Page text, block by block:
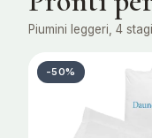
Piumini leggeri, 4
-50%